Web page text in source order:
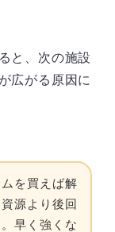
と、次の施設
広がる原因に
を買えば解
源より後回
早く強くな